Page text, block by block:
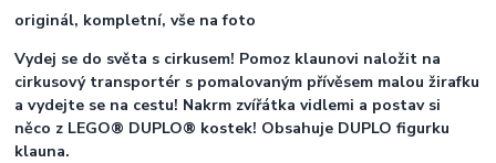
originál, kompletní, vše na foto
Vydej se do světa s cirkusem! Pomoz klaunovi naložit na
cirkusový transportér s pomalovaným přívěsem malou žirafku
a vydejte se na cestu! Nakrm zvířátka vidlemi a postav si
něco z LEGO® DUPLO® kostek! Obsahuje DUPLO figurku
klauna.